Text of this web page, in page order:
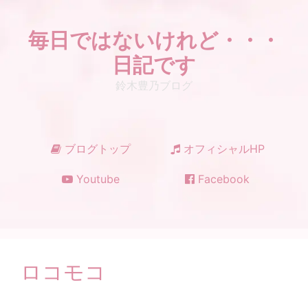
毎日ではないけれど・・・
日記です
鈴木豊乃ブログ
ブログトップ オフィシャルHP
Youtube Facebook
ロコモコ